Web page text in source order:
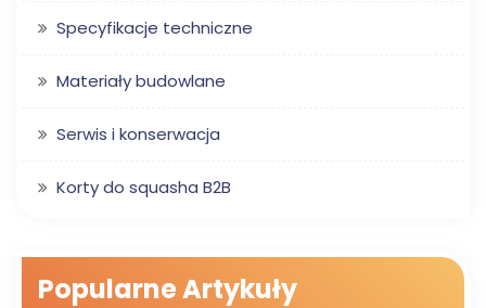
Specyfikacje techniczne
Materiały budowlane
Serwis i konserwacja
Korty do squasha B2B
Popularne Artykuły